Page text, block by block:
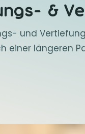
&
und
einer längeren